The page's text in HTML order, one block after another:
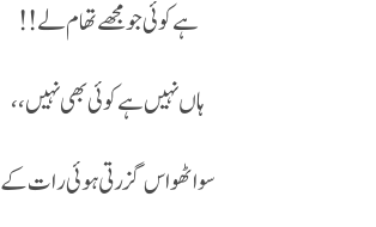
ہے کوئی جو مجھے تھام لے!!
ہاں نہیں ہے کوئی بھی نہیں ،،
سو اٹھو اس گزرتی ہوئی رات کے